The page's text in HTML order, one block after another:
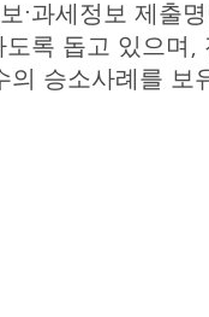
·과세정보 제출
록 돕고 있으며
승소사례를 보